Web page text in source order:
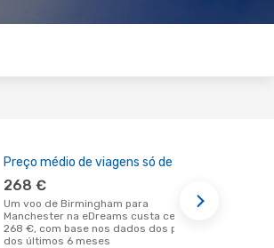
Preço médio de viagens só de ida
268 €
Um voo de Birmingham para
Manchester na eDreams custa cerca de
268 €, com base nos dados dos preços
dos últimos 6 meses